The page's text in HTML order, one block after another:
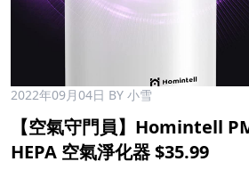
2022年09月04日 BY 小雪
【空氣守門員】Homintell
HEPA 空氣淨化器 $35.99